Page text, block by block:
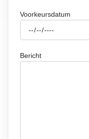
Voorkeursdatum
Bericht